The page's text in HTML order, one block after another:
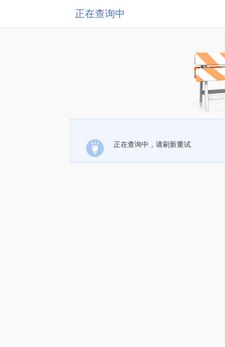
正在查询中
正在查询中，请刷新重试